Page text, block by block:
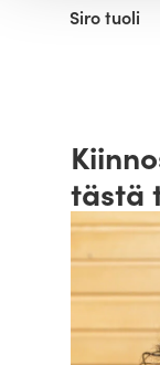
Siro tuoli
tästä